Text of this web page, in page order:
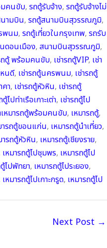
คนขับ, รถตู้รับจ้าง, รถตู้รับจ้างไม่
ามบิน, รถตู้สนามบินสุวรรณภูมิ
พนม, รถตู้เที่ยวในกรุงเทพ, รถรับ
ดอนเมือง, สนามบินสุวรรณภูมิ
ถตู้ พร้อมคนขับ, เช่ารถตู้VIP, เช่า
หนดี, เช่ารถตู้นครพนม, เช่ารถตู้
คา, เช่ารถตู้หัวหิน, เช่ารถตู้
ตู้ไปท่าเรือเกาะเต่า, เช่ารถตู้ไป
เหมารถตู้พร้อมคนขับ, เหมารถตู้
ารถตู้ขอนแก่น, เหมารถตู้นำเที่ยว
ารถตู้หัวหิน, เหมารถตู้เชียงราย
เหมารถตู้ไปชุมพร, เหมารถตู้ไป
ไปพัทยา, เหมารถตู้ไประยอง
เหมารถตู้ไปเกาะกรูด, เหมารถตู้ไป
Next Post →